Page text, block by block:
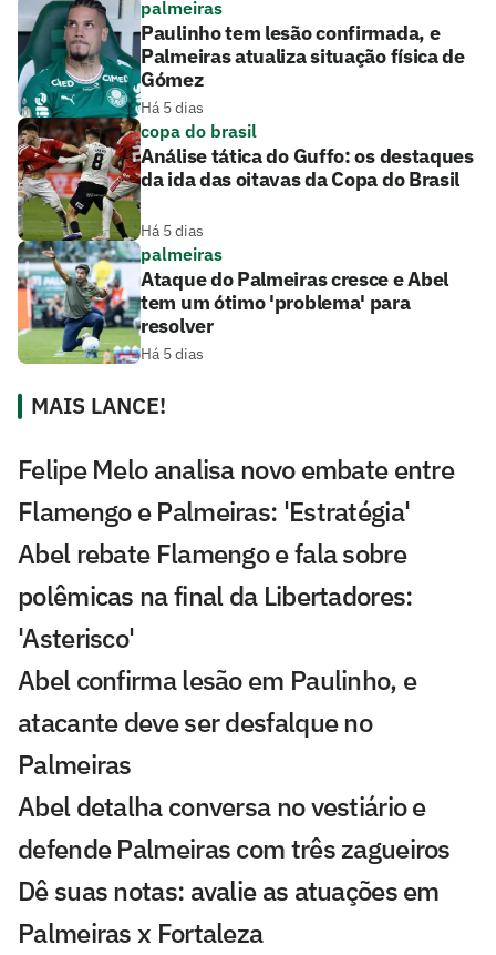
palmeiras
Paulinho tem lesão confirmada, e
Palmeiras atualiza situação física de
Gómez
Há 5 dias
copa do brasil
Análise tática do Guffo: os destaques
da ida das oitavas da Copa do Brasil
Há 5 dias
palmeiras
Ataque do Palmeiras cresce e Abel
tem um ótimo 'problema' para
resolver
Há 5 dias
MAIS LANCE!
Felipe Melo analisa novo embate entre
Flamengo e Palmeiras: 'Estratégia'
Abel rebate Flamengo e fala sobre
polêmicas na final da Libertadores:
'Asterisco'
Abel confirma lesão em Paulinho, e
atacante deve ser desfalque no
Palmeiras
Abel detalha conversa no vestiário e
defende Palmeiras com três zagueiros
Dê suas notas: avalie as atuações em
Palmeiras x Fortaleza